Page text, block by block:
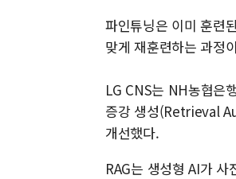
파인튜닝은 이미 훈련
맞게 재훈련하는 과정
LG CNS는 NH농협은
증강 생성(Retrieval
개선했다.
RAG는 생성형 AI가